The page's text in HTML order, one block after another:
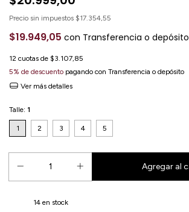
Precio sin impuestos $17.354,55
$19.949,05 con Transferencia o depósito
12 cuotas de $3.107,85
5% de descuento pagando con Transferencia o depósito
Ver más detalles
Talle: 1
1 2 3 4 5
14en stock